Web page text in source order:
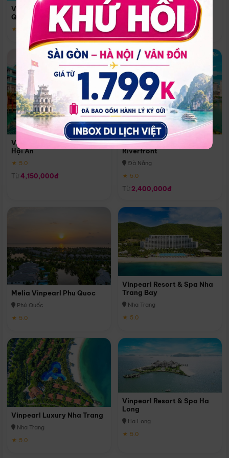
Vinpearl Resort & Spa Phu
Quoc
★ 5.0
Quoc
Phú Quốc
★ 5.0
Vinpearl Resort & Golf Nam
Hội An
★ 5.0
Từ 4,150,000đ
Melia Vinpearl Danang
Riverfront
Đà Nẵng
★ 5.0
Từ 2,400,000đ
Melia Vinpearl Phu Quoc
Phú Quốc
★ 5.0
Vinpearl Resort & Spa Nha
Trang Bay
Nha Trang
★ 5.0
Vinpearl Luxury Nha Trang
Nha Trang
★ 5.0
Vinpearl Resort & Spa Ha
Long
Hạ Long
★ 5.0